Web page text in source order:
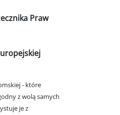
Praw
- które
z wolą samych
je z